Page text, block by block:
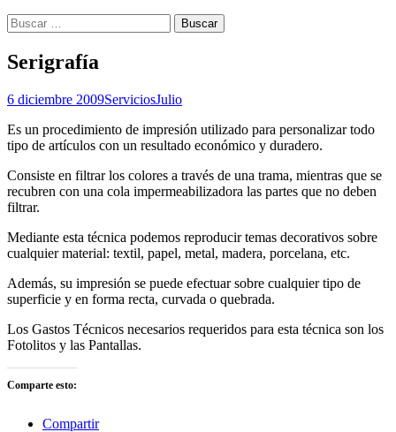
Buscar:
Serigrafía
6 diciembre 2009ServiciosJulio
Es un procedimiento de impresión utilizado para personalizar todo
tipo de artículos con un resultado económico y duradero.
Consiste en filtrar los colores a través de una trama, mientras que se
recubren con una cola impermeabilizadora las partes que no deben
filtrar.
Mediante esta técnica podemos reproducir temas decorativos sobre
cualquier material: textil, papel, metal, madera, porcelana, etc.
Además, su impresión se puede efectuar sobre cualquier tipo de
superficie y en forma recta, curvada o quebrada.
Los Gastos Técnicos necesarios requeridos para esta técnica son los
Fotolitos y las Pantallas.
Comparte esto:
Compartir